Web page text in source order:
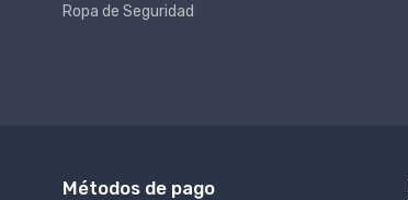
Ropa de Seguridad
Métodos de pago